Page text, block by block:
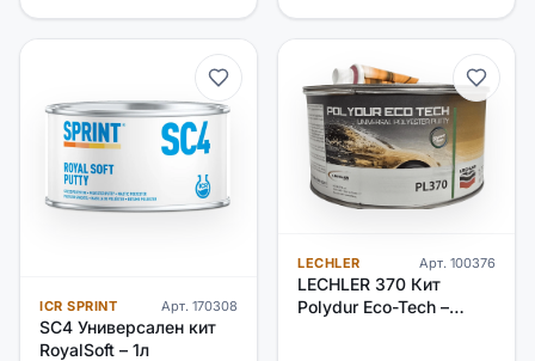
ICR SPRINT Арт. 170308
SC4 Универсален кит
RoyalSoft – 1л
LECHLER Арт. 100376
LECHLER 370 Кит
Polydur Eco-Tech –